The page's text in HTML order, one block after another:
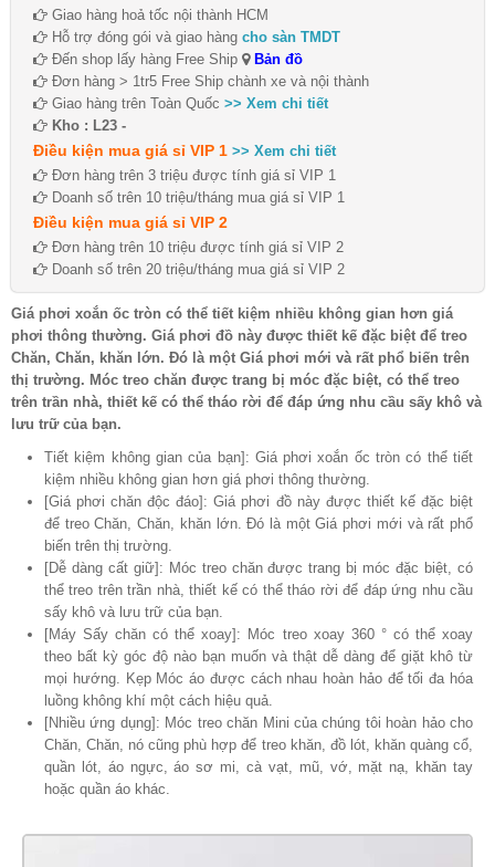
Giao hàng hoả tốc nội thành HCM
Hỗ trợ đóng gói và giao hàng cho sàn TMDT
Đến shop lấy hàng Free Ship
Bản đồ
Đơn hàng > 1tr5 Free Ship chành xe và nội thành
Giao hàng trên Toàn Quốc >> Xem chi tiết
Kho : L23 -
Điều kiện mua giá sỉ VIP 1 >> Xem chi tiết
Đơn hàng trên 3 triệu được tính giá sỉ VIP 1
Doanh số trên 10 triệu/tháng mua giá sỉ VIP 1
Điều kiện mua giá sỉ VIP 2
Đơn hàng trên 10 triệu được tính giá sỉ VIP 2
Doanh số trên 20 triệu/tháng mua giá sỉ VIP 2
Giá phơi xoắn ốc tròn có thể tiết kiệm nhiều không gian hơn giá
phơi thông thường. Giá phơi đồ này được thiết kế đặc biệt để treo
Chăn, Chăn, khăn lớn. Đó là một Giá phơi mới và rất phổ biến trên
thị trường. Móc treo chăn được trang bị móc đặc biệt, có thể treo
trên trần nhà, thiết kế có thể tháo rời để đáp ứng nhu cầu sấy khô và
lưu trữ của bạn.
Tiết kiệm không gian của bạn]: Giá phơi xoắn ốc tròn có thể tiết
kiệm nhiều không gian hơn giá phơi thông thường.
[Giá phơi chăn độc đáo]: Giá phơi đồ này được thiết kế đặc biệt
để treo Chăn, Chăn, khăn lớn. Đó là một Giá phơi mới và rất phổ
biến trên thị trường.
[Dễ dàng cất giữ]: Móc treo chăn được trang bị móc đặc biệt, có
thể treo trên trần nhà, thiết kế có thể tháo rời để đáp ứng nhu cầu
sấy khô và lưu trữ của bạn.
[Máy Sấy chăn có thể xoay]: Móc treo xoay 360 ° có thể xoay
theo bất kỳ góc độ nào bạn muốn và thật dễ dàng để giặt khô từ
mọi hướng. Kẹp Móc áo được cách nhau hoàn hảo để tối đa hóa
luồng không khí một cách hiệu quả.
[Nhiều ứng dụng]: Móc treo chăn Mini của chúng tôi hoàn hảo cho
Chăn, Chăn, nó cũng phù hợp để treo khăn, đồ lót, khăn quàng cổ,
quần lót, áo ngực, áo sơ mi, cà vạt, mũ, vớ, mặt nạ, khăn tay
hoặc quần áo khác.